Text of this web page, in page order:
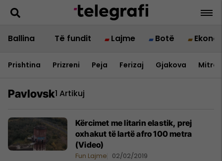
Ballina Të fundit Lajme Botë
Prishtina Prizreni Peja Ferizaj Gjakova
Pavlovsk1 Artikuj
Kërcimet me litarin elastik, prej
oxhakut të lartë afro 100 metra
(Video)
Fun Lajme 02/02/2019